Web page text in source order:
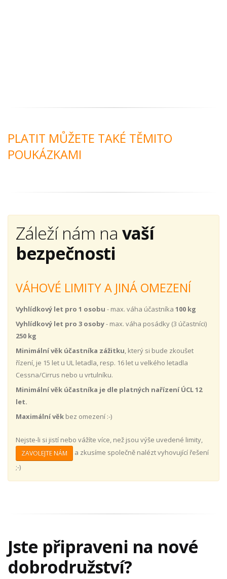
PLATIT MŮŽETE TAKÉ TĚMITO
POUKÁZKAMI
Záleží nám na vaší
bezpečnosti
VÁHOVÉ LIMITY A JINÁ OMEZENÍ
Vyhlídkový let pro 1 osobu - max. váha účastníka 100 kg
Vyhlídkový let pro 3 osoby- max. váha posádky (3 účastníci)
250 kg
Minimální věk účastníka zážitku, který si bude zkoušet
řízení, je 15 let u UL letadla, resp. 16 let u velkého letadla
Cessna/Cirrus nebo u vrtulníku.
Minimální věk účastníka je dle platných nařízení ÚCL 12
let.
Maximální věk bez omezení :-)
Nejste-li si jistí nebo vážíte více, než jsou výše uvedené limity,
ZAVOLEJTE NÁM
a zkusíme společně nalézt vyhovující řešení
;-)
Jste připraveni na nové
dobrodružství?